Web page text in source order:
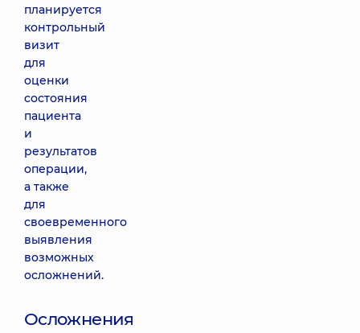
планируется
контрольный
визит
для
оценки
состояния
пациента
и
результатов
операции,
а также
для
своевременного
выявления
возможных
осложнений.
Осложнения